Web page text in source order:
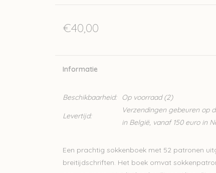
€40,00
Informatie
Beschikbaarheid: Op voorraad(2)
Levertijd:
Verzendingen gebeuren op
in België, vanaf 150 euro in
Een prachtig sokkenboek met 52 patronen
breitijdschriften. Het boek omvat